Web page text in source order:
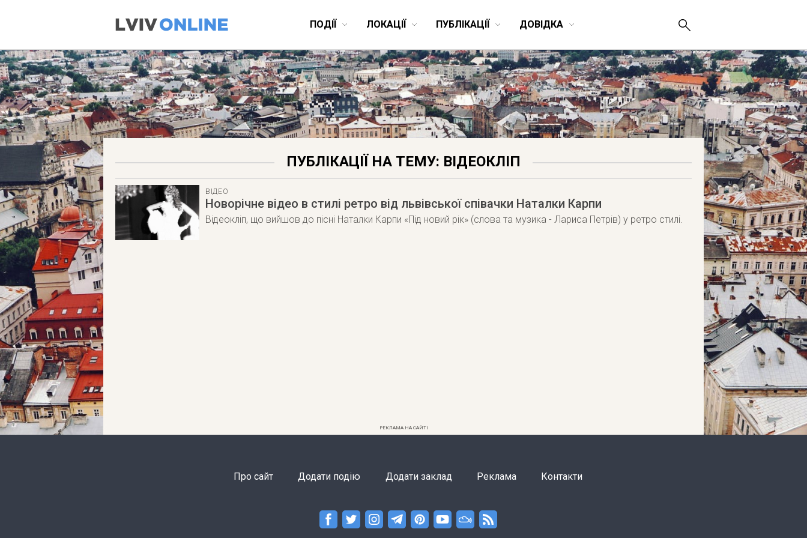
ПОДІЇ ЛОКАЦІЇ ПУБЛІКАЦІЇ ДОВІДКА
ПУБЛІКАЦІЇ НА ТЕМУ: ВІДЕОКЛІП
ВІДЕО
Новорічне відео в стилі ретро від львівської співачки Наталки Карпи
Відеокліп, що вийшов до пісні Наталки Карпи «Під новий рік» (слова та музика - Лариса Петрів) у ретро стилі.
РЕКЛАМА НА САЙТІ
Про сайт Додати подію Додати заклад Реклама Контакти